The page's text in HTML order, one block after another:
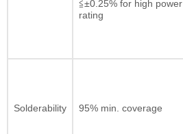
≦±0.25% for high power
rating
Solderability 95% min. coverage